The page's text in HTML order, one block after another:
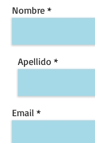
Nombre
Apellido
Email